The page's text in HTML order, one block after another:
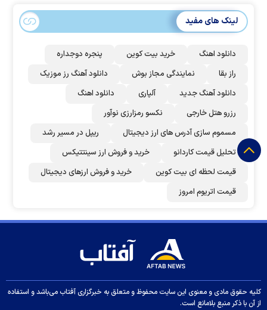
لینک های مفید
دانلود اهنگ خرید بیت کوین
پنجره دوجداره
راز بقا
نمایندگی مجاز بوش
دانلود آهنگ رز‌ موزیک
دانلود آهنگ جدید
آلپاری
دانلود اهنگ
رزرو هتل خارجی
نکسو رمزارزی نوآور
مسموم سازی آدرس های ارز دیجیتال
ریپل در مسیر رشد
تحلیل قیمت کاردانو
خرید و فروش ارز سینتتیکس
قیمت لحظه ای بیت کوین
خرید و فروش ارزهای دیجیتال
قیمت اتریوم امروز
کلیه حقوق مادی و معنوی این سایت محفوظ و متعلق به خبرگزاری آفتاب می‌باشد و استفاده
از آن با ذکر منبع بلامانع است.